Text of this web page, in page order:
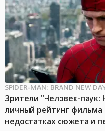
SPIDER-MAN: BRAND NEW
Зрители "Человек-
личный рейтинг
недостатках сюжета и